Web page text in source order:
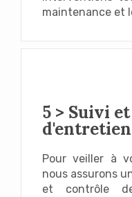
maintenance et
5 > Suivi
d'entretien
Pour veiller à
nous assurons
et contrôle